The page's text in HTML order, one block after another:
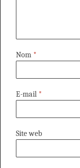
Nom *
E-mail *
Site web